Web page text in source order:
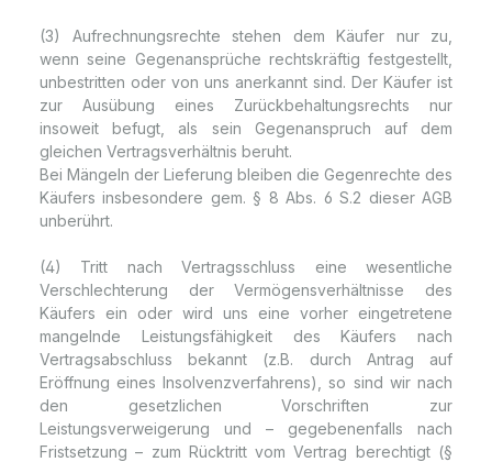
(3) Aufrechnungsrechte stehen dem Käufer nur zu,
wenn seine Gegenansprüche rechtskräftig festgestellt,
unbestritten oder von uns anerkannt sind. Der Käufer ist
zur Ausübung eines Zurückbehaltungsrechts nur
insoweit befugt, als sein Gegenanspruch auf dem
gleichen Vertragsverhältnis beruht.
Bei Mängeln der Lieferung bleiben die Gegenrechte des
Käufers insbesondere gem. § 8 Abs. 6 S.2 dieser AGB
unberührt.
(4) Tritt nach Vertragsschluss eine wesentliche
Verschlechterung der Vermögensverhältnisse des
Käufers ein oder wird uns eine vorher eingetretene
mangelnde Leistungsfähigkeit des Käufers nach
Vertragsabschluss bekannt (z.B. durch Antrag auf
Eröffnung eines Insolvenzverfahrens), so sind wir nach
den gesetzlichen Vorschriften zur
Leistungsverweigerung und – gegebenenfalls nach
Fristsetzung – zum Rücktritt vom Vertrag berechtigt (§